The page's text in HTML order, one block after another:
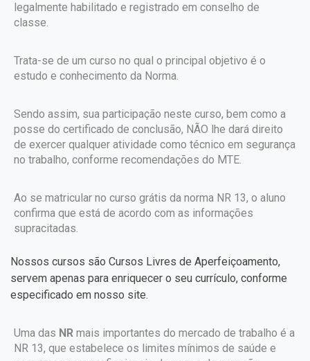
legalmente habilitado e registrado em conselho de
classe.
Trata-se de um curso no qual o principal objetivo é o
estudo e conhecimento da Norma.
Sendo assim, sua participação neste curso, bem como a
posse do certificado de conclusão, NÃO lhe dará direito
de exercer qualquer atividade como técnico em segurança
no trabalho, conforme recomendações do MTE.
Ao se matricular no curso grátis da norma NR 13, o aluno
confirma que está de acordo com as informações
supracitadas.
Nossos cursos são Cursos Livres de Aperfeiçoamento,
servem apenas para enriquecer o seu currículo, conforme
especificado em nosso site.
Uma das NR mais importantes do mercado de trabalho é a
NR 13, que estabelece os limites mínimos de saúde e